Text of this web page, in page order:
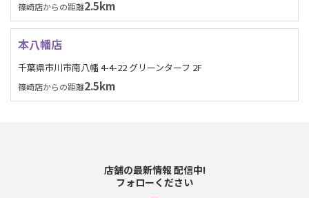
篠崎店からの距離2.5km
本八幡店
千葉県市川市南八幡 4-4-22 グリーンターフ 2F
篠崎店からの距離2.5km
店舗の最新情報 配信中!
フォローください